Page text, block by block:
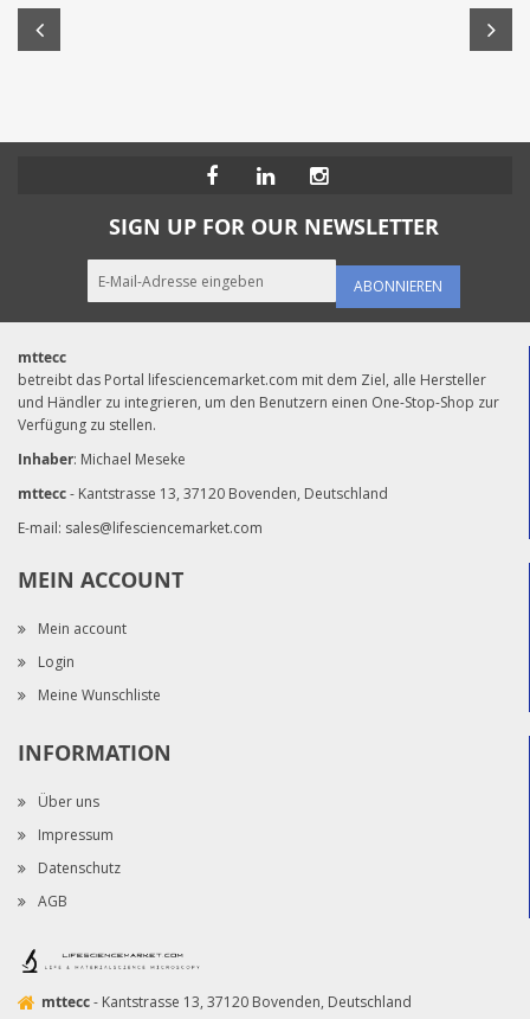
SIGN UP FOR OUR NEWSLETTER
ABONNIEREN
mttecc
betreibt das Portal lifesciencemarket.com mit dem Ziel, alle Hersteller
und Händler zu integrieren, um den Benutzern einen One-Stop-Shop zur
Verfügung zu stellen.
Inhaber: Michael Meseke
mttecc- Kantstrasse 13, 37120 Bovenden, Deutschland
E-mail: sales@lifesciencemarket.com
MEIN ACCOUNT
Mein account
Login
Meine Wunschliste
INFORMATION
Über uns
Impressum
Datenschutz
AGB
mttecc- Kantstrasse 13, 37120 Bovenden, Deutschland